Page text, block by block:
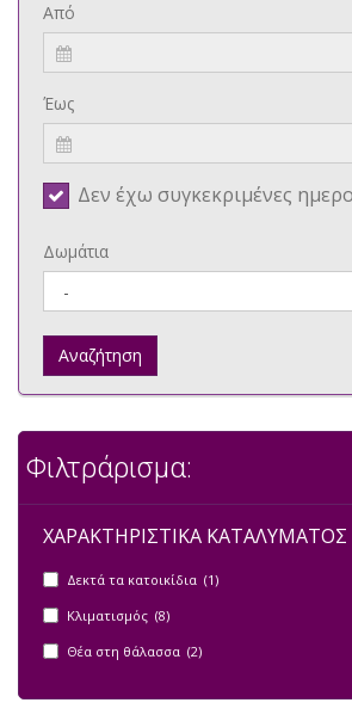
Από
Έως
Δεν έχω συγκεκριμένες
Δωμάτια
Αναζήτηση
Φιλτράρισμα:
ΧΑΡΑΚΤΗΡΙΣΤΙΚΑ ΚΑΤΑΛΥΜΑΤΟΣ
Δεκτά τα κατοικίδια (1)
Κλιματισμός (8)
Θέα στη θάλασσα (2)